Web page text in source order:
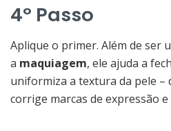
4º Passo
Aplique o primer. Além de ser
a maquiagem, ele ajuda a
uniformiza a textura da pele –
corrige marcas de expressão e